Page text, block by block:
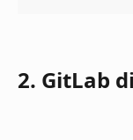
2. GitLab